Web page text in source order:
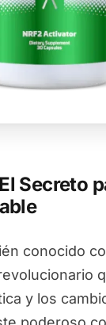
Secreto
conocido
y los